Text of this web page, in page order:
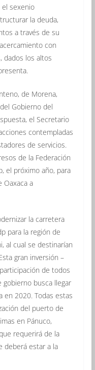
el sexenio
la deuda,
a través de su
con
dados los altos
de Morena,
Gobierno del
el Secretario
contempladas
de servicios.
de la Federación
el próximo año, para
Oaxaca a
la carretera
para la región de
al cual se destinarían
gran inversión –
de todos
gobierno busca llegar
en 2020. Todas estas
del puerto de
en Pánuco,
requerirá de la
deberá estar a la